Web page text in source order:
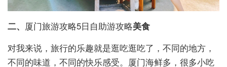
二、 厦门旅游攻略5日自助游攻略美食
对我来说，旅行的乐趣就是逛吃逛吃了，不同的地方，
不同的味道，不同的快乐感受。厦门海鲜多，很多小吃